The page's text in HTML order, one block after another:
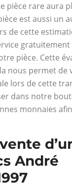
pièce rare aura
est aussi un
de cette
gratuitement
pièce. Cette
nous permet
lors de cette
dans notre
monnaies
André